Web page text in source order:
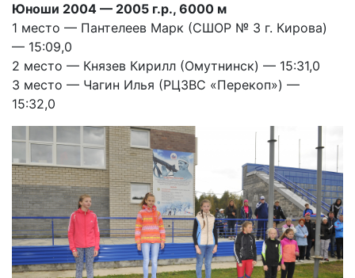
Юноши 2004 — 2005 г.р., 6000 м
1 место — Пантелеев Марк (СШОР № 3 г. Кирова)
— 15:09,0
2 место — Князев Кирилл (Омутнинск) — 15:31,0
3 место — Чагин Илья (РЦЗВС «Перекоп») —
15:32,0